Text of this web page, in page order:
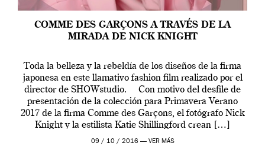
COMME DES GARÇONS A TRAVÉS DE LA
MIRADA DE NICK KNIGHT
Toda la belleza y la rebeldía de los diseños de la firma
japonesa en este llamativo fashion film realizado por el
director de SHOWstudio. Con motivo del desfile de
presentación de la colección para Primavera Verano
2017 de la firma Comme des Garçons, el fotógrafo Nick
Knight y la estilista Katie Shillingford crean […]
09 / 10 / 2016 — VER MÁS